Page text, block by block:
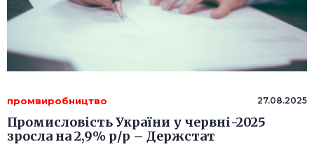
промвиробництво 27.08.2025
Промисловість України у червні-2025
зросла на 2,9% р/р – Держстат